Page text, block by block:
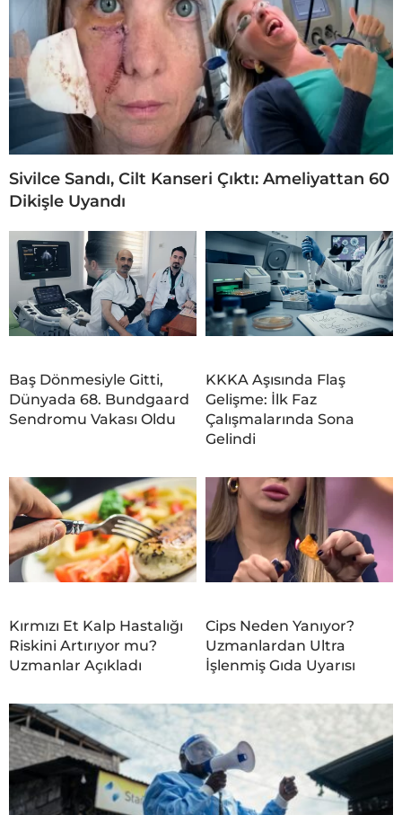
Sivilce Sandı, Cilt Kanseri Çıktı: Ameliyattan 60
Dikişle Uyandı
Baş Dönmesiyle Gitti,
Dünyada 68. Bundgaard
Sendromu Vakası Oldu
KKKA Aşısında Flaş
Gelişme: İlk Faz
Çalışmalarında Sona
Gelindi
Kırmızı Et Kalp Hastalığı
Riskini Artırıyor mu?
Uzmanlar Açıkladı
Cips Neden Yanıyor?
Uzmanlardan Ultra
İşlenmiş Gıda Uyarısı